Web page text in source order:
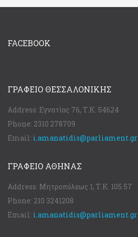
FACEBOOK
ΓΡΑΦΕΊΟ ΘΕΣΣΑΛΟΝΊΚΗΣ
Address: Εγνατίας 76, Τ.Κ. 54624
Phone: 2310 278709
Email: i.amanatidis@parliament.gr
ΓΡΑΦΕΊΟ ΑΘΉΝΑΣ
Address: Μητροπόλεως 1, Τ.Κ. 105 57
Phone: 210 3241208
Email: i.amanatidis@parliament.gr